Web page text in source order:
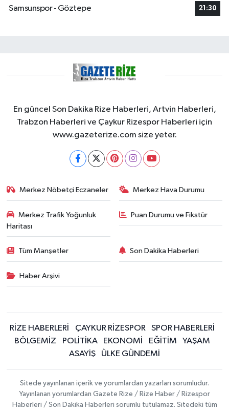
Samsunspor - Göztepe
21:30
En güncel Son Dakika Rize Haberleri, Artvin Haberleri,
Trabzon Haberleri ve Çaykur Rizespor Haberleri için
www.gazeterize.com size yeter.
Merkez Nöbetçi Eczaneler Merkez Hava Durumu
Merkez Trafik Yoğunluk
Haritası
Puan Durumu ve Fikstür
Tüm Manşetler Son Dakika Haberleri
Haber Arşivi
RİZE HABERLERİ ÇAYKUR RİZESPOR
SPOR HABERLERİ
BÖLGEMİZ
POLİTİKA EKONOMİ EĞİTİM
YAŞAM
ASAYİŞ
ÜLKE GÜNDEMİ
Sitede yayınlanan içerik ve yorumlardan yazarları sorumludur.
Yayınlanan yorumlardan Gazete Rize / Rize Haber / Rizespor
Haberleri / Son Dakika Haberleri sorumlu tutulamaz. Sitedeki tüm